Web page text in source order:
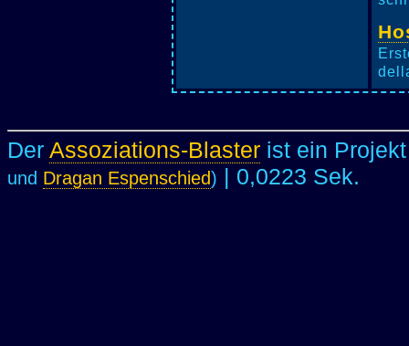
Der Assoziations-Blaster ist ein
und Dragan Espenschied) | 0,0223 Sek.